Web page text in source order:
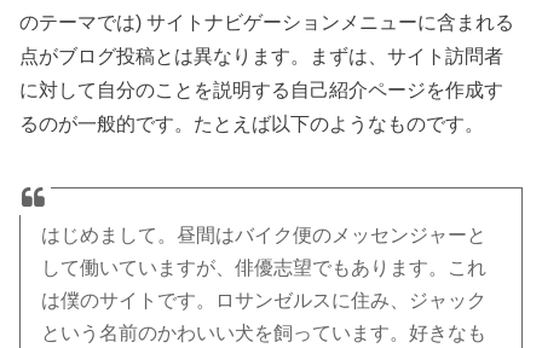
のテーマでは) サイトナビゲーションメニューに含まれる
点がブログ投稿とは異なります。まずは、サイト訪問者
に対して自分のことを説明する自己紹介ページを作成す
るのが一般的です。たとえば以下のようなものです。
はじめまして。昼間はバイク便のメッセンジャーと
して働いていますが、俳優志望でもあります。これ
は僕のサイトです。ロサンゼルスに住み、ジャック
という名前のかわいい犬を飼っています。好きなも